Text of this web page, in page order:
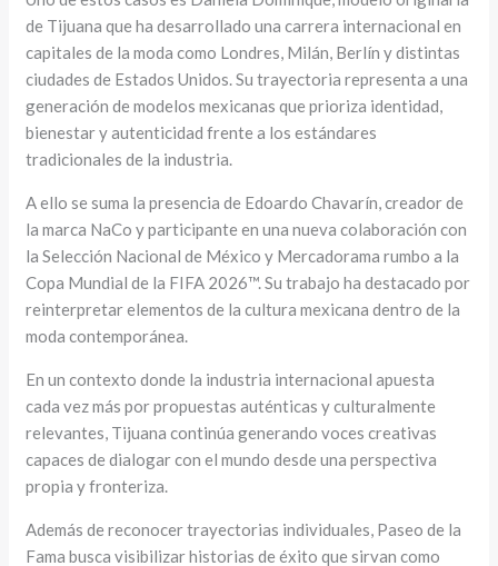
de Tijuana que ha desarrollado una carrera internacional en
capitales de la moda como Londres, Milán, Berlín y distintas
ciudades de Estados Unidos. Su trayectoria representa a una
generación de modelos mexicanas que prioriza identidad,
bienestar y autenticidad frente a los estándares
tradicionales de la industria.
A ello se suma la presencia de Edoardo Chavarín, creador de
la marca NaCo y participante en una nueva colaboración con
la Selección Nacional de México y Mercadorama rumbo a la
Copa Mundial de la FIFA 2026™. Su trabajo ha destacado por
reinterpretar elementos de la cultura mexicana dentro de la
moda contemporánea.
En un contexto donde la industria internacional apuesta
cada vez más por propuestas auténticas y culturalmente
relevantes, Tijuana continúa generando voces creativas
capaces de dialogar con el mundo desde una perspectiva
propia y fronteriza.
Además de reconocer trayectorias individuales, Paseo de la
Fama busca visibilizar historias de éxito que sirvan como